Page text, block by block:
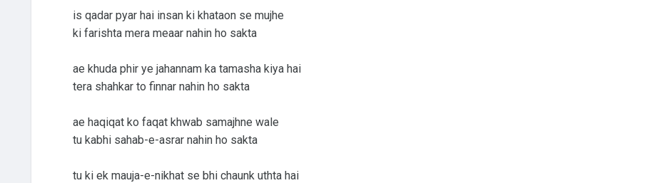
is qadar pyar hai insan ki khataon se mujhe
ki farishta mera meaar nahin ho sakta
ae khuda phir ye jahannam ka tamasha kiya hai
tera shahkar to finnar nahin ho sakta
ae haqiqat ko faqat khwab samajhne wale
tu kabhi sahab-e-asrar nahin ho sakta
tu ki ek mauja-e-nikhat se bhi chaunk uthta hai